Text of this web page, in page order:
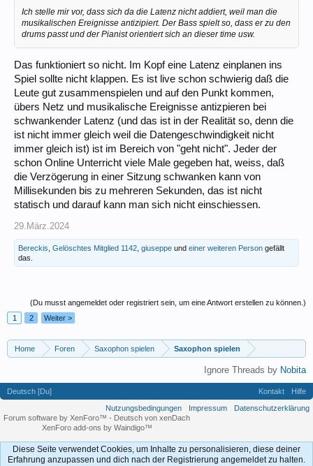
Ich stelle mir vor, dass sich da die Latenz nicht addiert, weil man die
musikalischen Ereignisse antizipiert. Der Bass spielt so, dass er zu den
drums passt und der Pianist orientiert sich an dieser time usw.
Das funktioniert so nicht. Im Kopf eine Latenz einplanen ins
Spiel sollte nicht klappen. Es ist live schon schwierig daß die
Leute gut zusammenspielen und auf den Punkt kommen,
übers Netz und musikalische Ereignisse antizpieren bei
schwankender Latenz (und das ist in der Realität so, denn die
ist nicht immer gleich weil die Datengeschwindigkeit nicht
immer gleich ist) ist im Bereich von "geht nicht". Jeder der
schon Online Unterricht viele Male gegeben hat, weiss, daß
die Verzögerung in einer Sitzung schwanken kann von
Millisekunden bis zu mehreren Sekunden, das ist nicht
statisch und darauf kann man sich nicht einschiessen.
29.März.2024
Bereckis Gelöschtes Mitglied 1142 giuseppe und einer weiteren Person gefällt
das.
(Du musst angemeldet oder registriert sein, um eine Antwort erstellen zu können.)
1
2 Weiter >
Home Foren Saxophon spielen Saxophon spielen
Ignore Threads by Nobita
Deutsch [Du] Kontakt
Hilfe
Nutzungsbedingungen
Impressum
Datenschutzerklärung
Forum software by XenForo™ - Deutsch von xenDach
XenForo add-ons by Waindigo™
Diese Seite verwendet Cookies, um Inhalte zu personalisieren, diese deiner
Erfahrung anzupassen und dich nach der Registrierung angemeldet zu halten.